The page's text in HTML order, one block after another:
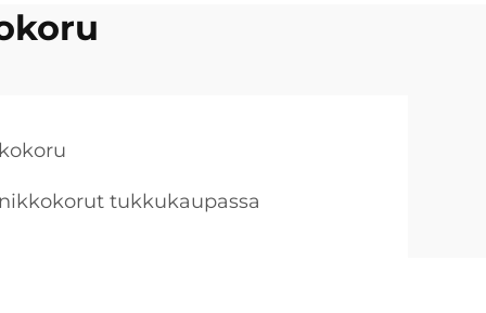
tukkukaupassa